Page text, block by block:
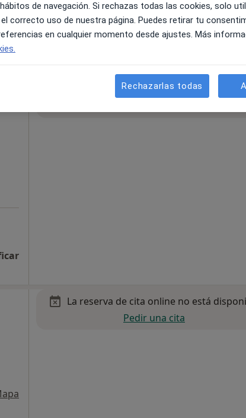
60 €
La reserva de cita online no está
La reserva de cita online no está
Pedir una cita
de navegación. Si rechazas todas las cookies, solo
correcto uso de nuestra página. Puedes retirar tu
en cualquier momento desde ajustes. Más
Rechazarlas todas